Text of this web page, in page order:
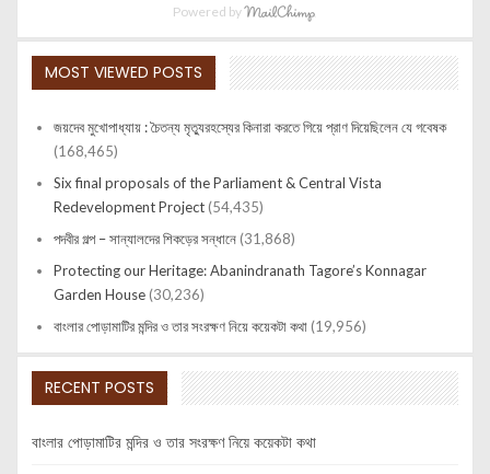
Powered by
MOST VIEWED POSTS
জয়দেব মুখোপাধ্যায় : চৈতন্য মৃত্যুরহস্যের কিনারা করতে গিয়ে প্রাণ দিয়েছিলেন যে গবেষক
(168,465)
Six final proposals of the Parliament & Central Vista
Redevelopment Project (54,435)
পদবীর গল্প – সান্যালদের শিকড়ের সন্ধানে (31,868)
Protecting our Heritage: Abanindranath Tagore’s Konnagar
Garden House (30,236)
বাংলার পোড়ামাটির মন্দির ও তার সংরক্ষণ নিয়ে কয়েকটা কথা (19,956)
RECENT POSTS
বাংলার পোড়ামাটির মন্দির ও তার সংরক্ষণ নিয়ে কয়েকটা কথা